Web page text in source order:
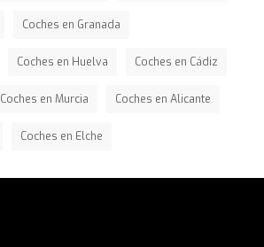
Coches en Granada
Coches en Huelva Coches en Cádiz
Coches en Murcia Coches en Alicante
Coches en Elche